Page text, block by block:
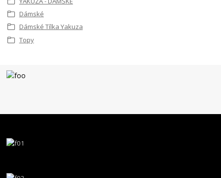
Dámské
Dámské Tílka Yakuza
Topy